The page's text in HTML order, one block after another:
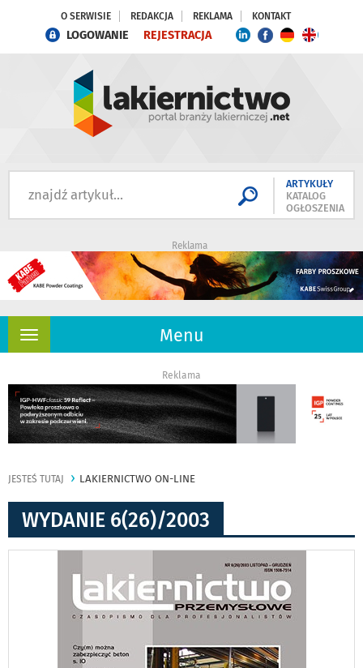
O SERWISIE REDAKCJA REKLAMA KONTAKT
LOGOWANIE REJESTRACJA
ARTYKUŁY
KATALOG
OGŁOSZENIA
Reklama
Menu
Rozwiń
Reklama
JESTEŚ TUTAJ LAKIERNICTWO ON-LINE
WYDANIE 6(26)/2003